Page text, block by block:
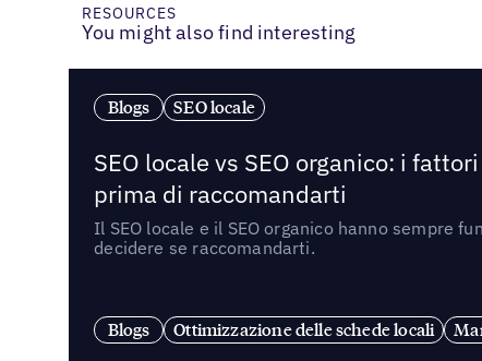
RESOURCES
You might also find interesting
Blogs SEO locale
SEO locale vs SEO organico: i
prima di raccomandarti
Il SEO locale e il SEO organico hanno sempre
decidere se raccomandarti.
Blogs Ottimizzazione delle schede locali